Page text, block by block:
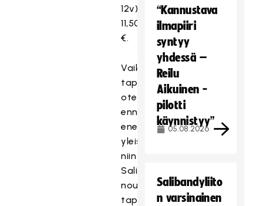
12v)
11,50
€.
Vaikka
tapahtumaan
otetaan
ennakoitua
enemmän
yleisöä,
niin
Salibandyliitto
noudattaa
tapahtumassa
“Kannustava
ilmapiiri
syntyy
yhdessä –
Reilu
Aikuinen -
pilotti
käynnistyy”
05.08.2026
Salibandyliito
n varsinainen